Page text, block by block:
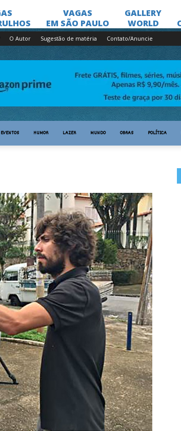
O Autor Sugestão de matéria Contato/Anuncie
EVENTOS HUMOR LAZER MUNDO OBRAS POLÍTICA